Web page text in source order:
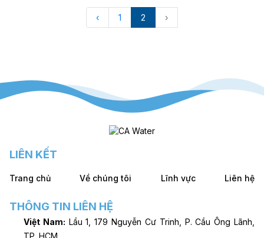
‹ 1 2 ›
LIÊN KẾT
Trang chủ Về chúng tôi Lĩnh vực Liên hệ
THÔNG TIN LIÊN HỆ
Việt Nam: Lầu 1, 179 Nguyễn Cư Trinh, P. Cầu Ông Lãnh,